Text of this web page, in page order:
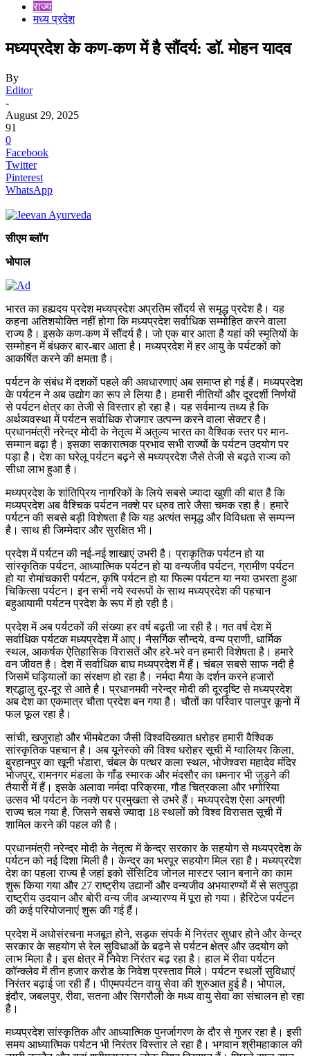
राज्य
मध्य प्रदेश
मध्यप्रदेश के कण-कण में है सौंदर्य: डॉ. मोहन यादव
By
Editor
-
August 29, 2025
91
0
Facebook
Twitter
Pinterest
WhatsApp
सीएम ब्लॉग
भोपाल
भारत का हह्यदय प्रदेश मध्यप्रदेश अप्रतिम सौंदर्य से समृद्ध प्रदेश है। यह
कहना अतिशयोक्ति नहीं होगा कि मध्यप्रदेश सर्वाधिक सम्मोहित करने वाला
राज्य है। इसके कण-कण में सौंदर्य है। जो एक बार आता है यहां की स्मृतियों के
सम्मोहन में बंधकर बार-बार आता है। मध्यप्रदेश में हर आयु के पर्यटकों को
आकर्षित करने की क्षमता है।
पर्यटन के संबंध में दशकों पहले की अवधारणाएं अब समाप्त हो गई हैं। मध्यप्रदेश
के पर्यटन ने अब उद्योग का रूप ले लिया है। हमारी नीतियों और दूरदर्शी निर्णयों
से पर्यटन क्षेत्र का तेजी से विस्तार हो रहा है। यह सर्वमान्य तथ्य है कि
अर्थव्यवस्था में पर्यटन सर्वाधिक रोजगार उत्पन्न करने वाला सेक्टर है।
प्रधानमंत्री नरेन्द्र मोदी के नेतृत्व में अतुल्य भारत का वैश्विक स्तर पर मान-
सम्मान बढ़ा है। इसका सकारात्मक प्रभाव सभी राज्यों के पर्यटन उदयोग पर
पड़ा है। देश का घरेलू पर्यटन बढ़ने से मध्यप्रदेश जैसे तेजी से बढ़ते राज्य को
सीधा लाभ हुआ है।
मध्यप्रदेश के शांतिप्रिय नागरिकों के लिये सबसे ज्यादा खुशी की बात है कि
मध्यप्रदेश अब वैश्चिक पर्यटन नक्शे पर ध्रुव तारे जैसा चमक रहा है। हमारे
पर्यटन की सबसे बड़ी विशेषता है कि यह अत्यंत समृद्ध और विविधता से सम्पन्न
है। साथ ही जिम्मेदार और सुरक्षित भी।
प्रदेश में पर्यटन की नई-नई शाखाएं उभरी है। प्राकृतिक पर्यटन हो या
सांस्कृतिक पर्यटन, आध्यात्मिक पर्यटन हो या वन्यजीव पर्यटन, ग्रामीण पर्यटन
हो या रोमांचकारी पर्यटन, कृषि पर्यटन हो या फिल्म पर्यटन या नया उभरता हुआ
चिकित्सा पर्यटन। इन सभी नये स्वरूपों के साथ मध्यप्रदेश की पहचान
बहुआयामी पर्यटन प्रदेश के रूप में हो रही है।
प्रदेश में अब पर्यटकों की संख्या हर वर्ष बढ़ती जा रही है। गत वर्ष देश में
सर्वाधिक पर्यटक मध्यप्रदेश में आए। नैसर्गिक सौन्दये, वन्य प्राणी, धार्मिक
स्थल, आकर्षक ऐतिहासिक विरासतें और हरे-भरे वन हमारी विशेषता है। हमारे
वन जीवत है। देश में सर्वाधिक बाघ मध्यप्रदेश में हैं। चंबल सबसे साफ नदी है
जिसमें घड़ियालों का संरक्षण हो रहा है। नर्मदा मैया के दर्शन करने हजारों
श्रद्धालु दूर-दूर से आते है। प्रधानमवी नरेन्द्र मोदी की दूरदृष्टि से मध्यप्रदेश
अब देश का एकमात्र चौता प्रदेश बन गया है। चौतों का परिवार पालपुर कूनो में
फल फूल रहा है।
सांची, खजुराहो और भीमबेटका जैसी विश्वविख्यात धरोहर हमारी वैश्विक
सांस्कृतिक पहचान है। अब यूनेस्को की विश्व धरोहर सूची में ग्वालियर किला,
बुरहानपुर का खूनी भंडारा, चंबल के पत्थर कला स्थल, भोजेश्वरा महादेव मंदिर
भोजपुर, रामनगर मंडला के गाँड स्मारक और मंदसौर का धमनार भी जुड़ने की
तैयारी में हैं। इसके अलावा नर्मदा परिक्रमा, गौड चित्रकला और भगोरिया
उत्सव भी पर्यटन के नक्शे पर प्रमुखता से उभरे हैं। मध्यप्रदेश ऐसा अग्रणी
राज्य चल गया है. जिसने सबसे ज्यादा 18 स्थलों को विश्व विरासत सूची में
शामिल करने की पहल की है।
प्रधानमंत्री नरेन्द्र मोदी के नेतृत्व में केन्द्र सरकार के सहयोग से मध्यप्रदेश के
पर्यटन को नई दिशा मिली है। केन्द्र का भरपूर सहयोग मिल रहा है। मध्यप्रदेश
देश का पहला राज्य है जहां इको सेंसिटिव जोनल मास्टर प्लान बनाने का काम
शुरू किया गया और 27 राष्ट्रीय उद्यानों और वन्यजीव अभयारण्यों में से सतपुड़ा
राष्ट्रीय उदयान और बोरी वन्य जीव अभ्यारण्य में पूरा हो गया। हैरिटेज पर्यटन
की कई परियोजनाएं शुरू की गई हैं।
प्रदेश में अधोसंरचना मजबूत होने, सड़क संपर्क में निरंतर सुधार होने और केन्द्र
सरकार के सहयोग से रेल सुविधाओं के बढ़ने से पर्यटन क्षेत्र और उदयोग को
लाभ मिला है। इस क्षेत्र में निवेश निरंतर बढ़ रहा है। हाल में रीवा पर्यटन
कॉन्क्लेव में तीन हजार करोड के निवेश प्रस्ताव मिले। पर्यटन स्थलों सुविधाएं
निरंतर बढ़ाई जा रही हैं। पीएमपर्यटन वायु सेवा की शुरुआत हुई है। भोपाल,
इंदौर, जबलपुर, रीवा, सतना और सिगरौली के मध्य वायु सेवा का संचालन हो रहा
है।
मध्यप्रदेश सांस्कृतिक और आध्यात्मिक पुनर्जागरण के दौर से गुजर रहा है। इसी
समय आध्यात्मिक पर्यटन भी निरंतर विस्तार ले रहा है। भगवान श्रीमहाकाल की